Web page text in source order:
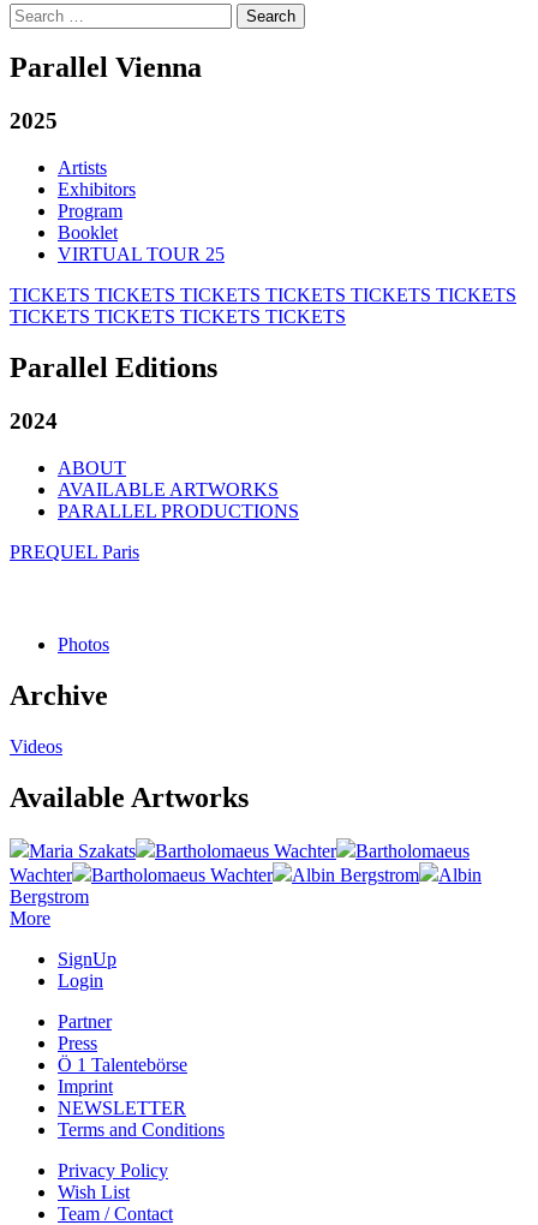
Search
for:
Parallel Vienna
2025
Artists
Exhibitors
Program
Booklet
VIRTUAL TOUR 25
TICKETS TICKETS TICKETS TICKETS TICKETS TICKETS
TICKETS TICKETS TICKETS TICKETS
Parallel Editions
2024
ABOUT
AVAILABLE ARTWORKS
PARALLEL PRODUCTIONS
PREQUEL Paris
Photos
Archive
Videos
Available Artworks
Maria Szakats Bartholomaeus Wachter
Bartholomaeus
Wachter
Bartholomaeus Wachter Albin Bergstrom
Albin
Bergstrom
More
SignUp
Login
Partner
Press
Ö 1 Talentebörse
Imprint
NEWSLETTER
Terms and Conditions
Privacy Policy
Wish List
Team / Contact